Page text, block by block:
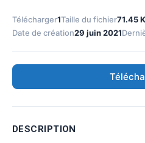
Télécharger1Taille du fichier71.45
Date de création29 juin 2021
DESCRIPTION